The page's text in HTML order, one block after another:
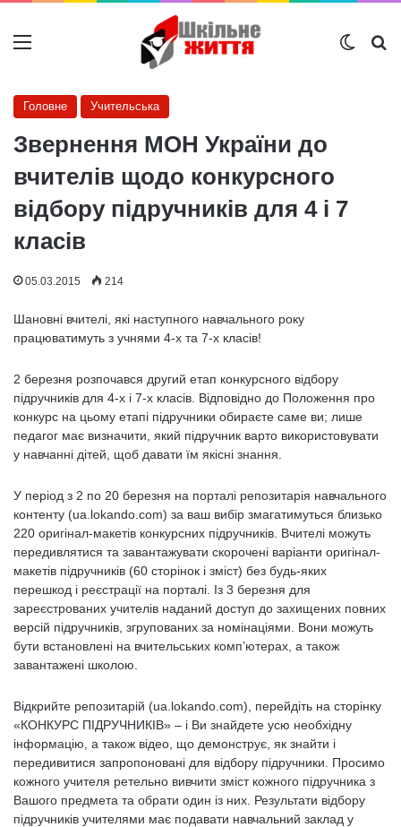
Меню
Головне Учительська
Звернення МОН України до
вчителів щодо конкурсного
відбору підручників для 4 і 7
класів
05.03.2015 214
Шановні вчителі, які наступного навчального року
працюватимуть з учнями 4-х та 7-х класів!
2 березня розпочався другий етап конкурсного відбору
підручників для 4-х і 7-х класів. Відповідно до Положення про
конкурс на цьому етапі підручники обираєте саме ви; лише
педагог має визначити, який підручник варто використовувати
у навчанні дітей, щоб давати їм якісні знання.
У період з 2 по 20 березня на порталі репозитарія навчального
контенту (ua.lokando.com) за ваш вибір змагатимуться близько
220 оригінал-макетів конкурсних підручників. Вчителі можуть
передивлятися та завантажувати скорочені варіанти оригінал-
макетів підручників (60 сторінок і зміст) без будь-яких
перешкод і реєстрації на порталі. Із 3 березня для
зареєстрованих учителів наданий доступ до захищених повних
версій підручників, згрупованих за номінаціями. Вони можуть
бути встановлені на вчительських комп’ютерах, а також
завантажені школою.
Відкрийте репозитарій (ua.lokando.com), перейдіть на сторінку
«КОНКУРС ПІДРУЧНИКІВ» – і Ви знайдете усю необхідну
інформацію, а також відео, що демонструє, як знайти і
передивитися запропоновані для відбору підручники. Просимо
кожного учителя ретельно вивчити зміст кожного підручника з
Вашого предмета та обрати один із них. Результати відбору
підручників учителями має подавати навчальний заклад у